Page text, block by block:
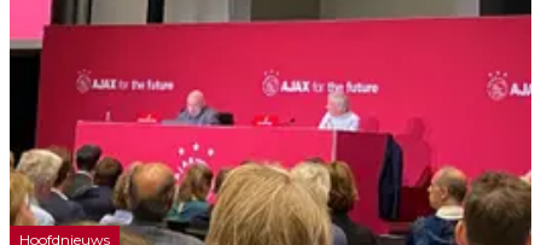
Hoofdnieuws